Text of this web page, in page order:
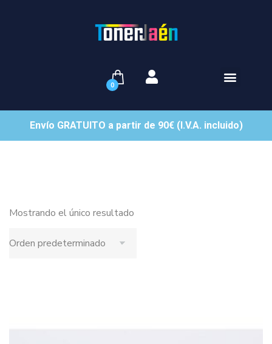
0
Envío GRATUITO a partir de 90€ (I.V.A. incluido)
Mostrando el único resultado